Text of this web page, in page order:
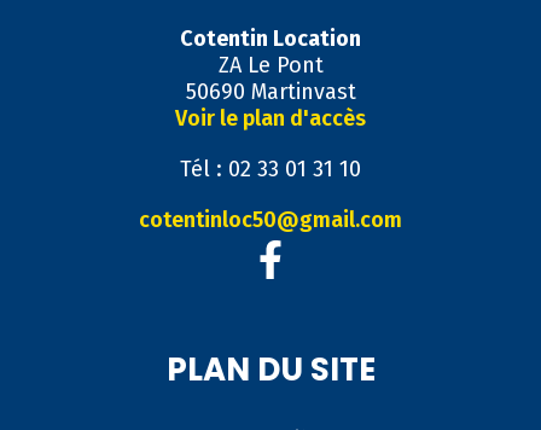
Cotentin Location
ZA Le Pont
50690 Martinvast
Voir le plan d'accès
Tél : 02 33 01 31 10
cotentinloc50@gmail.com
PLAN DU SITE